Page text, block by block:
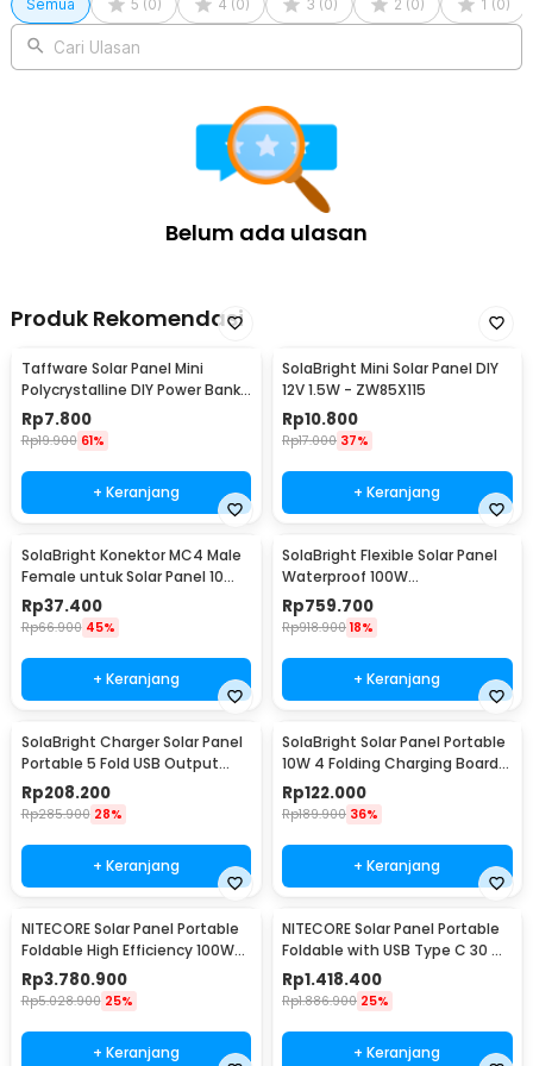
Kelengkapan Produk
Rincian yang Anda dapatkan untuk pembelian produk ini:
1 x SolaBright Solar Panel Monocrystalline Semi-Flexible 18V
1 x Pasang Konektor MC4 Plus dan Minus
Semua 5 (0) 4 (0) 3 (0) 2 (0) 1 (0)
Cari Ulasan
Belum ada ulasan
Produk Rekomendasi
Taffware Solar Panel Mini
Polycrystalline DIY Power Bank
5V 1.1W 220mA
Rp7.800
Rp19.900 61%
+ Keranjang
SolaBright Mini Solar Panel DIY
12V 1.5W - ZW85X115
Rp10.800
Rp17.000 37%
+ Keranjang
SolaBright Konektor MC4 Male
Female untuk Solar Panel 10
Pasang
Rp37.400
Rp66.900 45%
+ Keranjang
SolaBright Flexible Solar Panel
Waterproof 100W
540x3x1060mm - PV-XC502
Rp759.700
Rp918.900 18%
+ Keranjang
SolaBright Charger Solar Panel
Portable 5 Fold USB Output
Port 9W 5V - KER-SO1
Rp208.200
Rp285.900 28%
+ Keranjang
SolaBright Solar Panel Portable
10W 4 Folding Charging Board -
K-10
Rp122.000
Rp189.900 36%
+ Keranjang
NITECORE Solar Panel Portable
Foldable High Efficiency 100W
IPX5 - FSP100W
Rp3.780.900
Rp5.028.900 25%
+ Keranjang
NITECORE Solar Panel Portable
Foldable with USB Type C 30 W
- FSP30
Rp1.418.400
Rp1.886.900 25%
+ Keranjang